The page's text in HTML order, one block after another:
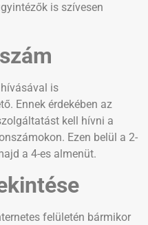
is szívesen
is
Ennek érdekében az
kell hívni a
Ezen belül a 2-
a 4-es almenüt.
felületén bármikor